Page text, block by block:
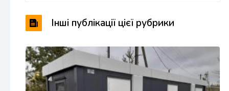
Інші публікації цієї рубрики